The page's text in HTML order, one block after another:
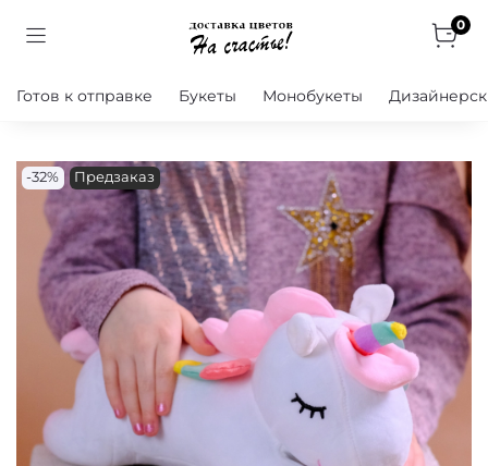
0
Готов к отправке Букеты Монобукеты
-32% Предзаказ